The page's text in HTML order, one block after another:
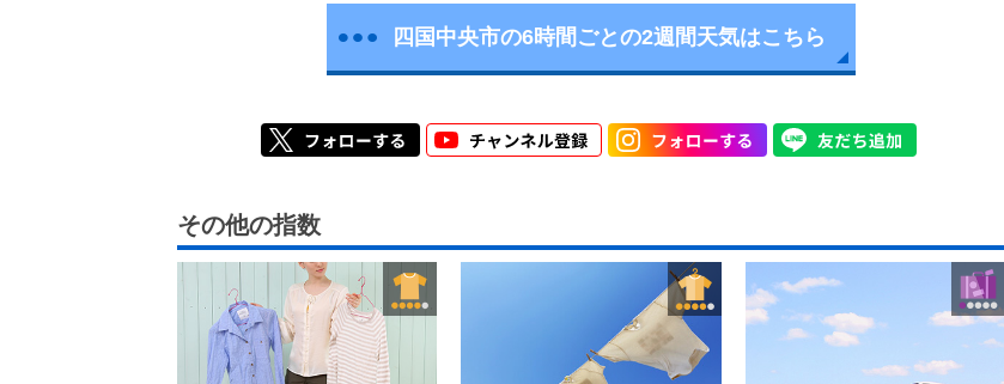
四国中央市の6時間ごとの2週間天気はこちら
その他の指数